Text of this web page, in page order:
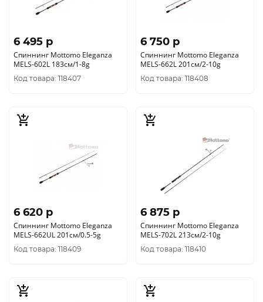
6 495 p
Спиннинг Mottomo Eleganza
MELS-602L 183см/1-8g
Код товара: 118407
6 750 p
Спиннинг Mottomo Eleganza
MELS-662L 201см/2-10g
Код товара: 118408
6 620 p
Спиннинг Mottomo Eleganza
MELS-662UL 201см/0.5-5g
Код товара: 118409
6 875 p
Спиннинг Mottomo Eleganza
MELS-702L 213см/2-10g
Код товара: 118410